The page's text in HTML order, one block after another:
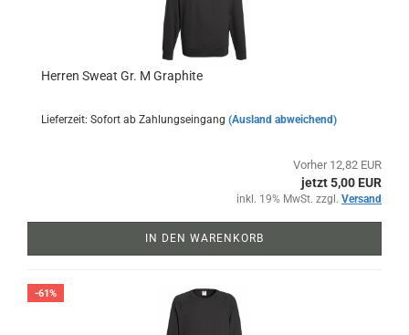
Herren Sweat Gr. M Graphite
Lieferzeit: Sofort ab Zahlungseingang (Ausland abweichend)
Vorher 12,82 EUR
jetzt 5,00 EUR
inkl. 19% MwSt. zzgl. Versand
IN DEN WARENKORB
-61%